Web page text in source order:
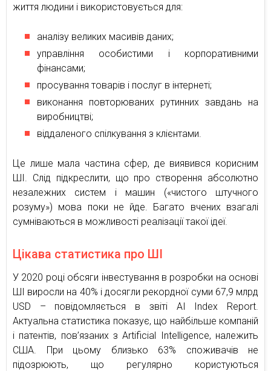
життя людини і використовується для:
аналізу великих масивів даних;
управління особистими і корпоративними
фінансами;
просування товарів і послуг в інтернеті;
виконання повторюваних рутинних завдань на
виробництві;
віддаленого спілкування з клієнтами.
Це лише мала частина сфер, де виявився корисним
ШІ. Слід підкреслити, що про створення абсолютно
незалежних систем і машин («чистого штучного
розуму») мова поки не йде. Багато вчених взагалі
сумніваються в можливості реалізації такої ідеї.
Цікава статистика про ШІ
У 2020 році обсяги інвестування в розробки на основі
ШІ виросли на 40% і досягли рекордної суми 67,9 млрд
USD – повідомляється в звіті AI Index Report.
Актуальна статистика показує, що найбільше компаній
і патентів, пов’язаних з Artificial Intelligence, належить
США. При цьому близько 63% споживачів не
підозрюють, що регулярно користуються